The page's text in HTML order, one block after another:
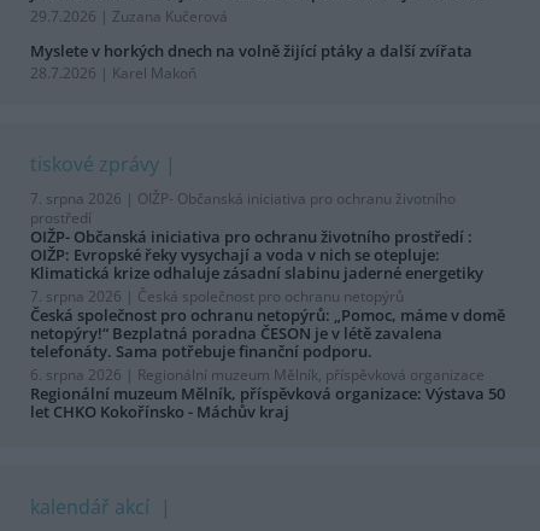
29.7.2026 | Zuzana Kučerová
Myslete v horkých dnech na volně žijící ptáky a další zvířata
28.7.2026 | Karel Makoň
tiskové zprávy
7. srpna 2026 | OIŽP- Občanská iniciativa pro ochranu životního
prostředí
OIŽP- Občanská iniciativa pro ochranu životního prostředí :
OIŽP: Evropské řeky vysychají a voda v nich se otepluje:
Klimatická krize odhaluje zásadní slabinu jaderné energetiky
7. srpna 2026 | Česká společnost pro ochranu netopýrů
Česká společnost pro ochranu netopýrů: „Pomoc, máme v domě
netopýry!“ Bezplatná poradna ČESON je v létě zavalena
telefonáty. Sama potřebuje finanční podporu.
6. srpna 2026 | Regionální muzeum Mělník, příspěvková organizace
Regionální muzeum Mělník, příspěvková organizace: Výstava 50
let CHKO Kokořínsko - Máchův kraj
kalendář akcí